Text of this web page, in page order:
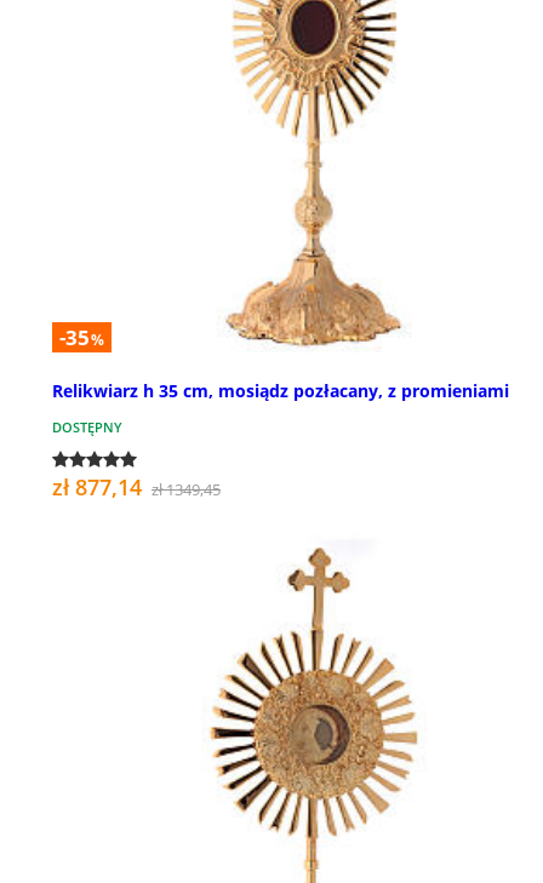
-35%
Relikwiarz h 35 cm, mosiądz pozłacany, z promieniami
DOSTĘPNY
zł 877,14 zł 1349,45